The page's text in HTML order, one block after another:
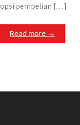
opsi pembelian […]
Read more →